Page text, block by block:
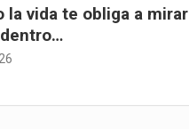
la vida te obliga a mirar